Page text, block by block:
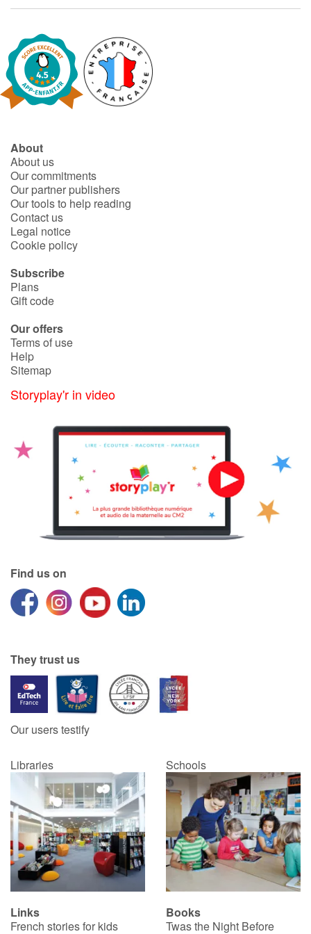
Fable, myth, literature and poetry
Princesses and princes, kings, queens and dragons
Ogres, monsters and witches
Heroines and Heroes
Ecology, nature, seasons
The animals
Travel, epic, investigation, adventure
Around the world
Learning
Documentaries
At school
Festivals and events
Love and friendship
Emotions and feelings
Formats and illustrations
Catalogue anglais
Contraste +
Help
Home
Family
Schools
Libraries
Videos & Tutorials
About
About us
Our commitments
Our partner publishers
Our tools to help reading
Contact us
Legal notice
Cookie policy
Subscribe
Plans
Gift code
Our offers
Terms of use
Help
Sitemap
Storyplay'r in video
Find us on
They trust us
Our users testify
Libraries Schools
Links
French stories for kids
Books
Twas the Night Before